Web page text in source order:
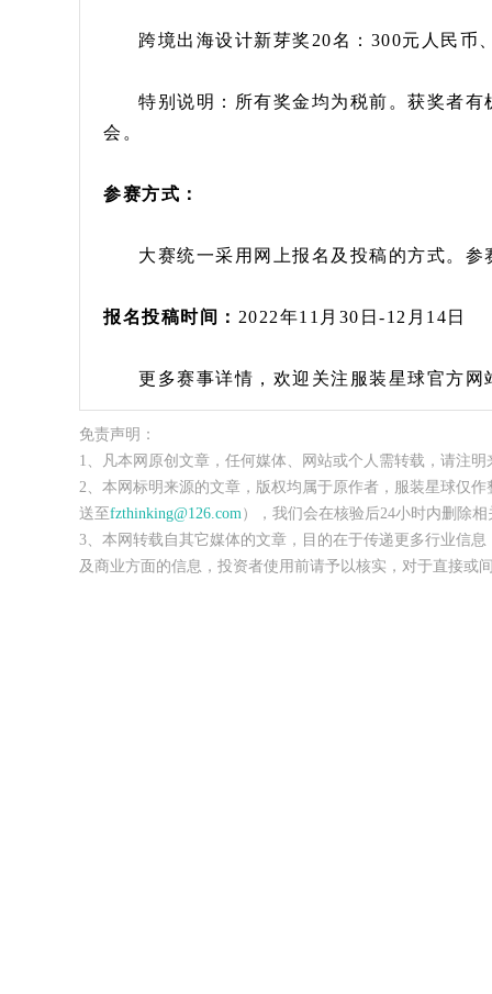
跨境出海设计新芽奖20名：300元人民币
特别说明：所有奖金均为税前。获奖者
会。
参赛方式：
大赛统一采用网上报名及投稿的方式。
报名投稿时间： 2022年11月30日-12月14日
更多赛事详情，欢迎关注服装星球官方
免责声明：
1、凡本网原创文章，任何媒体、网站或个人需转载，请注明
2、本网标明来源的文章，版权均属于原作者，服装星球仅
送至fzthinking@126.com），我们会在核验后24小时内删除
3、本网转载自其它媒体的文章，目的在于传递更多行业信
及商业方面的信息，投资者使用前请予以核实，对于直接或